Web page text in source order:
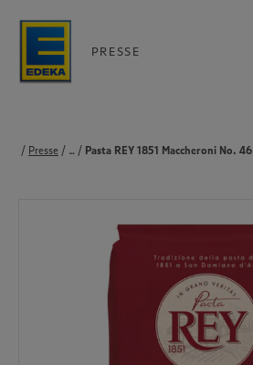
PRESSE
Presse Produkte
Pasta REY 1851 Maccheroni No. 46
...